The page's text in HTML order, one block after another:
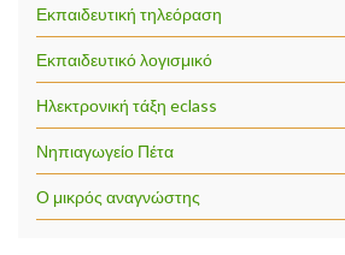
Εκπαιδευτική τηλεόραση
Εκπαιδευτικό λογισμικό
Ηλεκτρονική τάξη eclass
Νηπιαγωγείο Πέτα
Ο μικρός αναγνώστης